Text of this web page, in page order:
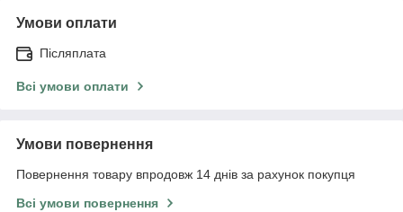
Умови оплати
Післяплата
Всі умови оплати
Умови повернення
Повернення товару впродовж 14 днів за рахунок покупця
Всі умови повернення